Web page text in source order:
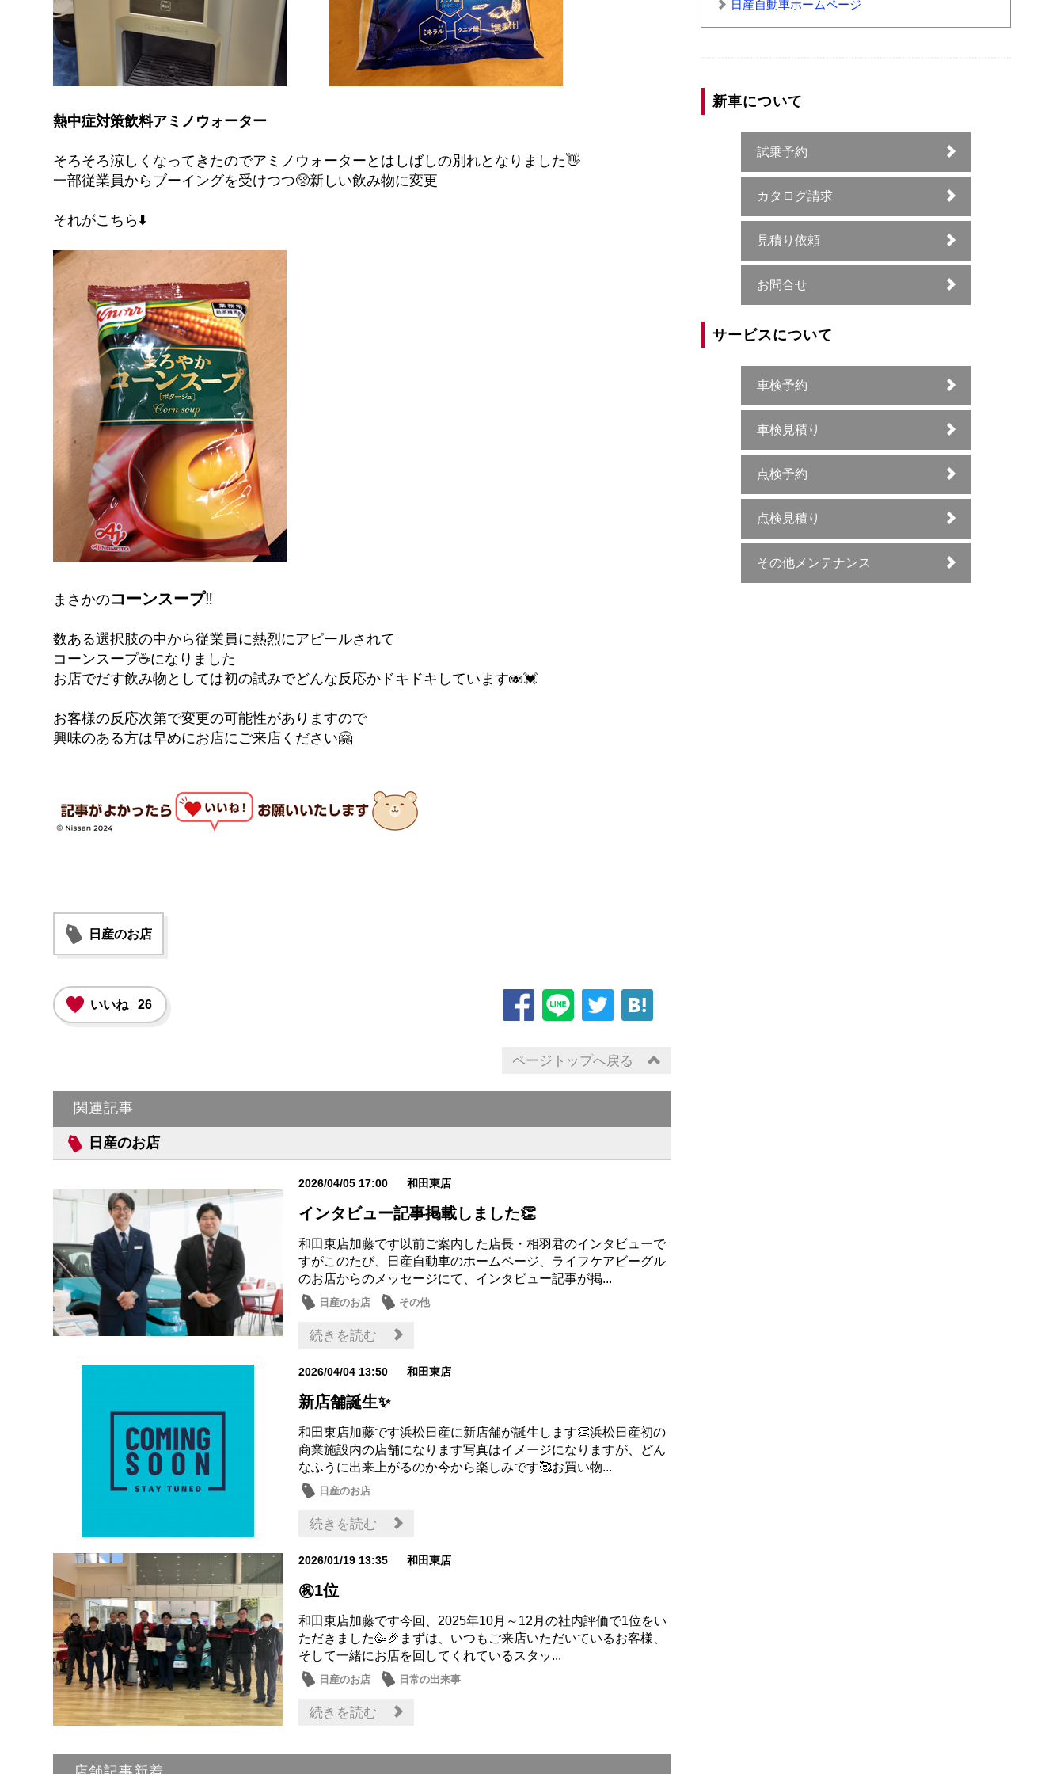
熱中症対策飲料アミノウォーター
そろそろ涼しくなってきたのでアミノウォーターとはしばしの別れとなりました👋
一部従業員からブーイングを受けつつ🥺新しい飲み物に変更
それがこちら⬇️
まさかのコーンスープ‼️
数ある選択肢の中から従業員に熱烈にアピールされて
コーンスープ☕になりました
お店でだす飲み物としては初の試みでどんな反応かドキドキしています🫨💓
お客様の反応次第で変更の可能性がありますので
興味のある方は早めにお店にご来店ください🤗
日産のお店
いいね 26
ページトップへ戻る
関連記事
日産のお店
2026/04/05 17:00 和田東店
インタビュー記事掲載しました👏
和田東店加藤です以前ご案内した店長・相羽君のインタビューで
すがこのたび、日産自動車のホームページ、ライフケアビーグル
のお店からのメッセージにて、インタビュー記事が掲...
日産のお店 その他
続きを読む
2026/04/04 13:50 和田東店
新店舗誕生✨
和田東店加藤です浜松日産に新店舗が誕生します👏浜松日産初の
商業施設内の店舗になります写真はイメージになりますが、どん
なふうに出来上がるのか今から楽しみです🥰お買い物...
日産のお店
続きを読む
2026/01/19 13:35 和田東店
㊗️1位
和田東店加藤です今回、2025年10月～12月の社内評価で1位をい
ただきました🥳🎉まずは、いつもご来店いただいているお客様、
そして一緒にお店を回してくれているスタッ...
日産のお店 日常の出来事
続きを読む
日産自動車ホームページ
新車について
試乗予約
カタログ請求
見積り依頼
お問合せ
サービスについて
車検予約
車検見積り
点検予約
点検見積り
その他メンテナンス